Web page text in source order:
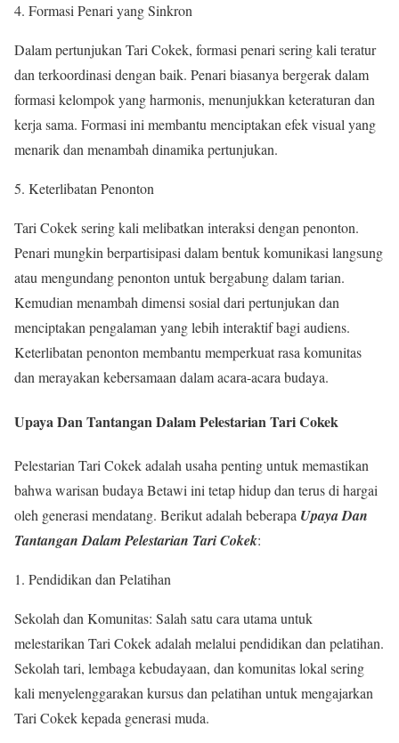
4. Formasi Penari yang Sinkron
Dalam pertunjukan Tari Cokek, formasi penari sering kali teratur
dan terkoordinasi dengan baik. Penari biasanya bergerak dalam
formasi kelompok yang harmonis, menunjukkan keteraturan dan
kerja sama. Formasi ini membantu menciptakan efek visual yang
menarik dan menambah dinamika pertunjukan.
5. Keterlibatan Penonton
Tari Cokek sering kali melibatkan interaksi dengan penonton.
Penari mungkin berpartisipasi dalam bentuk komunikasi langsung
atau mengundang penonton untuk bergabung dalam tarian.
Kemudian menambah dimensi sosial dari pertunjukan dan
menciptakan pengalaman yang lebih interaktif bagi audiens.
Keterlibatan penonton membantu memperkuat rasa komunitas
dan merayakan kebersamaan dalam acara-acara budaya.
Upaya Dan Tantangan Dalam Pelestarian Tari Cokek
Pelestarian Tari Cokek adalah usaha penting untuk memastikan
bahwa warisan budaya Betawi ini tetap hidup dan terus di hargai
oleh generasi mendatang. Berikut adalah beberapa Upaya Dan
Tantangan Dalam Pelestarian Tari Cokek:
1. Pendidikan dan Pelatihan
Sekolah dan Komunitas: Salah satu cara utama untuk
melestarikan Tari Cokek adalah melalui pendidikan dan pelatihan.
Sekolah tari, lembaga kebudayaan, dan komunitas lokal sering
kali menyelenggarakan kursus dan pelatihan untuk mengajarkan
Tari Cokek kepada generasi muda.